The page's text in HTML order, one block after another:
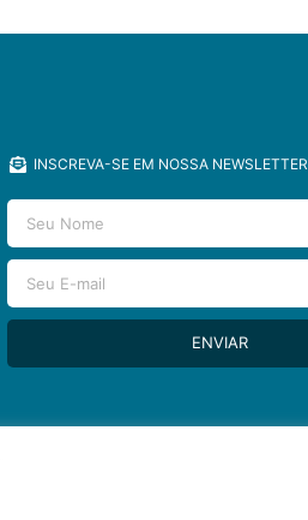
INSCREVA-SE EM NOSSA NEWSLETTER
ENVIAR